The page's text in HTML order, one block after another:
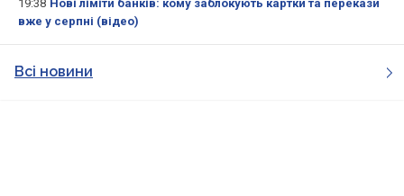
19:38 Нові ліміти банків: кому заблокують картки та перекази
вже у серпні (відео)
Всі новини